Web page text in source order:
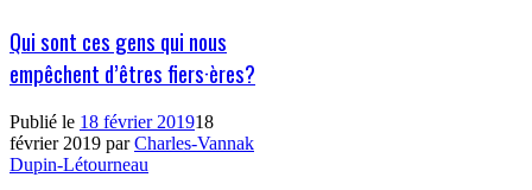
Qui sont ces gens qui nous
empêchent d’êtres fiers·ères?
Publié le 18 février 201918
février 2019 parCharles-Vannak
Dupin-Létourneau